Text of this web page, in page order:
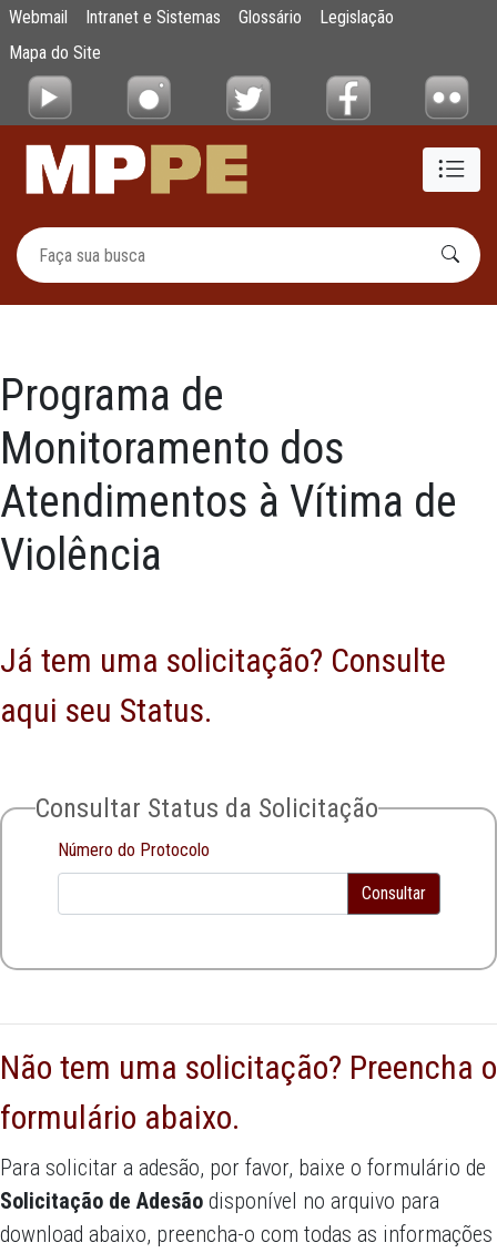
Pular para o Conteúdo principal
PMAVV
Webmail Intranet e Sistemas Glossário
Legislação
Mapa do Site
Programa de
Monitoramento dos
Atendimentos à Vítima de
Violência
Já tem uma solicitação? Consulte
aqui seu Status.
Consultar Status da Solicitação
Número do Protocolo
Consultar
Não tem uma solicitação? Preencha o
formulário abaixo.
Para solicitar a adesão, por favor, baixe o formulário de
Solicitação de Adesão disponível no arquivo para
download abaixo, preencha-o com todas as informações